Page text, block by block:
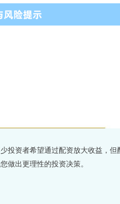
投资者希望通过配资放大收益，但
做出更理性的投资决策。